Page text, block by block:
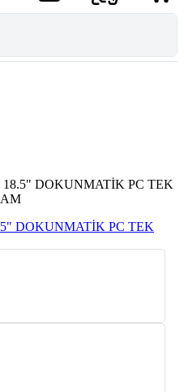
18.5" DOKUNMATİK PC TEK